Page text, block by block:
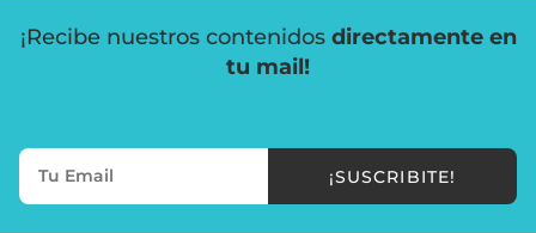
¡Recibe nuestros contenidos directamente en
tu mail!
¡SUSCRIBITE!